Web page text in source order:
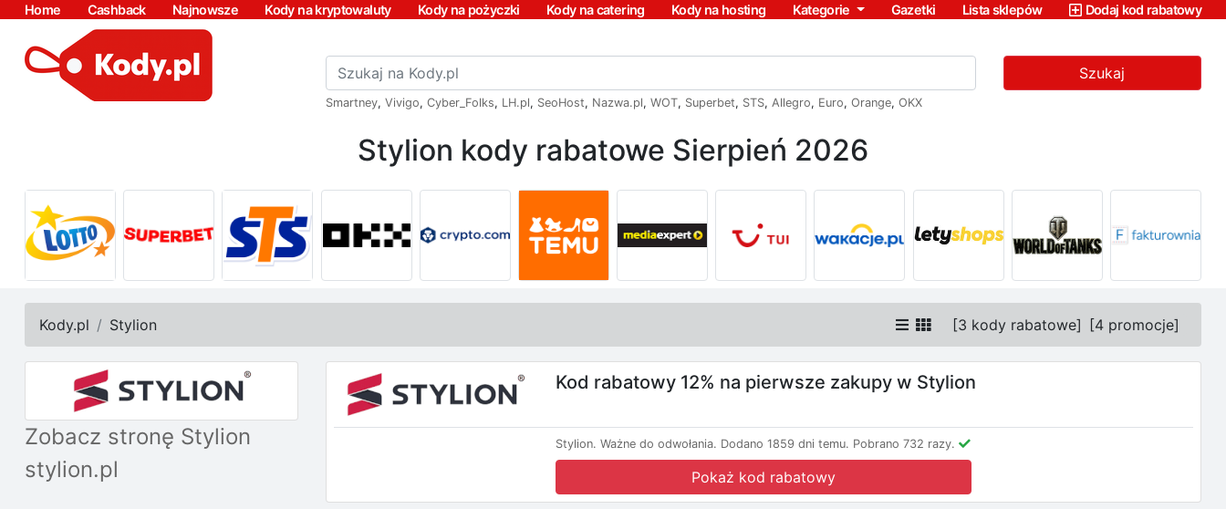
Home Cashback Najnowsze Kody na kryptowaluty Kody na pożyczki Kody na catering Kody na hosting Kategorie Gazetki Lista sklepów Dodaj kod rabatowy
Szukaj
Smartney, Vivigo, Cyber_Folks, LH.pl, SeoHost, Nazwa.pl, WOT, Superbet, STS, Allegro, Euro, Orange, OKX
Stylion kody rabatowe Sierpień 2026
Kody.pl Stylion [3 kody rabatowe] [4 promocje]
Zobacz stronę Stylion
stylion.pl
Kod rabatowy 12% na pierwsze zakupy w Stylion
Stylion. Ważne do odwołania. Dodano 1859 dni temu. Pobrano 732 razy.
Pokaż kod rabatowy